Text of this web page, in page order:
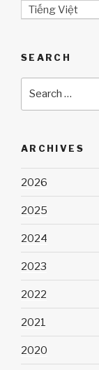
Tiếng Việt
SEARCH
ARCHIVES
2026
2025
2024
2023
2022
2021
2020